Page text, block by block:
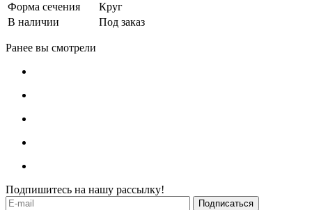
Форма сечения
Круг
В наличии
Под заказ
Ранее вы смотрели
Подпишитесь на нашу рассылку!